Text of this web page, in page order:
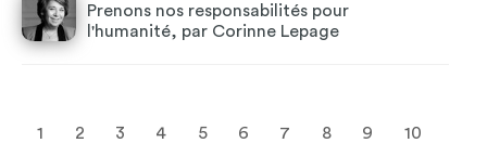
Prenons nos responsabilités pour
l'humanité, par Corinne Lepage
1 2 3 4 5 6 7 8 9
10